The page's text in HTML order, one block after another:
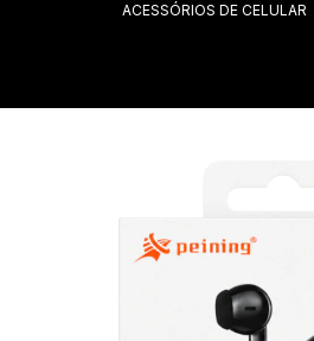
ACESSÓRIOS DE CELULAR